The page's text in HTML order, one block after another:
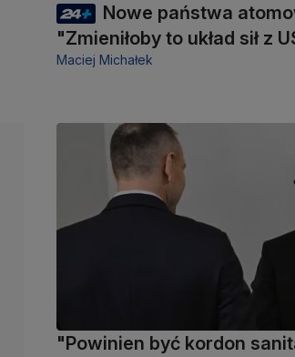
Nowe państwa
"Zmieniłoby to układ sił z
Maciej Michałek
"Powinien być kordon